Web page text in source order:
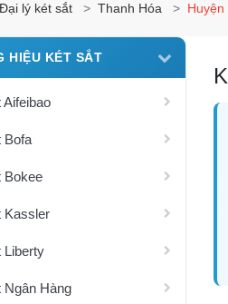
Đại lý két sắt Thanh Hóa
HIỆU KÉT SẮT
Aifeibao
Bofa
Bokee
Kassler
Liberty
Ngân Hàng